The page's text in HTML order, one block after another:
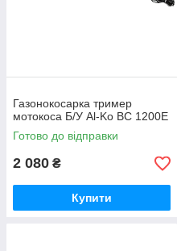
Газонокосарка тример
мотокоса Б/У Al-Ko BC 1200E
Готово до відправки
2 080 ₴
Купити